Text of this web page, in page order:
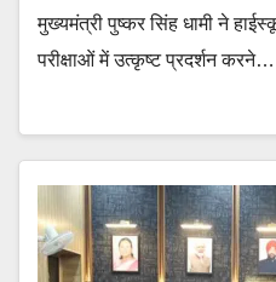
मुख्यमंत्री पुष्कर सिंह धामी ने
परीक्षाओं में उत्कृष्ट प्रदर्शन करने…